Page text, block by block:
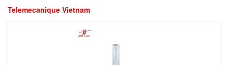
Apiste
APLISENS S.A.
Telemecanique Vietnam